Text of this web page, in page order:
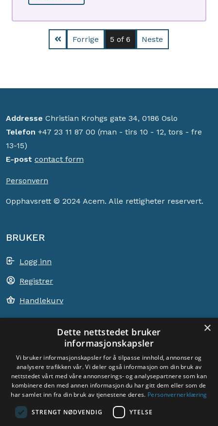
Forrige 5 of 6 Neste
Addresse Christian Krohgs gate 34, 0186 Oslo
Telefon +47 23 11 87 00 (man - tirs 10 - 12, tors - fre
13-15)
E-post contact form
Personvern
Opphavsrett © 2024 Acem. Alle rettigheter reservert.
BRUKER
Logg inn
Registrer
Handlekurv
ACEM VERDEN OVER
VELG LAND
Dyade
×
Dette nettstedet bruker
informasjonskapsler
Vi bruker informasjonskapsler for å tilpasse innhold, annonser og
analysere trafikken vår. Vi deler også informasjon om din bruk av
nettstedet vårt med våre annonserings- og analysepartnere som kan
kombinere den med annen informasjon du har gitt dem eller som de
har samlet inn fra din bruk av tjenestene deres. Personvernerklæring
STRENGT NØDVENDIG YTELSE